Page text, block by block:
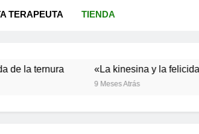
TERAPEUTA TIENDA
«La kinesina y la felicidad: cómo
9 Meses Atrás